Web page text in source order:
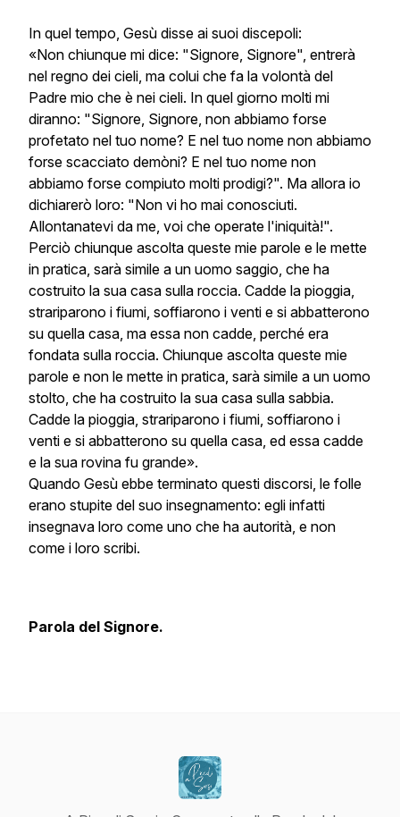
In quel tempo, Gesù disse ai suoi discepoli:
«Non chiunque mi dice: "Signore, Signore", entrerà
nel regno dei cieli, ma colui che fa la volontà del
Padre mio che è nei cieli. In quel giorno molti mi
diranno: "Signore, Signore, non abbiamo forse
profetato nel tuo nome? E nel tuo nome non abbiamo
forse scacciato demòni? E nel tuo nome non
abbiamo forse compiuto molti prodigi?". Ma allora io
dichiarerò loro: "Non vi ho mai conosciuti.
Allontanatevi da me, voi che operate l'iniquità!".
Perciò chiunque ascolta queste mie parole e le mette
in pratica, sarà simile a un uomo saggio, che ha
costruito la sua casa sulla roccia. Cadde la pioggia,
strariparono i fiumi, soffiarono i venti e si abbatterono
su quella casa, ma essa non cadde, perché era
fondata sulla roccia. Chiunque ascolta queste mie
parole e non le mette in pratica, sarà simile a un uomo
stolto, che ha costruito la sua casa sulla sabbia.
Cadde la pioggia, strariparono i fiumi, soffiarono i
venti e si abbatterono su quella casa, ed essa cadde
e la sua rovina fu grande».
Quando Gesù ebbe terminato questi discorsi, le folle
erano stupite del suo insegnamento: egli infatti
insegnava loro come uno che ha autorità, e non
come i loro scribi.
Parola del Signore.